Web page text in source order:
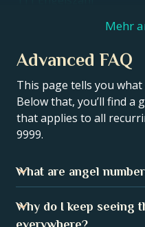
1119 Engelszahl
115 Engelszahl
116 Engelszahl
119 Engelszahl
12 Engelszahl
121 Engelszahl
1244 Engelszahl
1255 Engelszahl
131 Engelszahl
1313 Engelszahl
Mehr
Advanced FAQ
This page tells you what
Below that, you’ll find a
that applies to all
9999.
What are angel
People believe that angel
unique number sequences
Why do I keep seeing